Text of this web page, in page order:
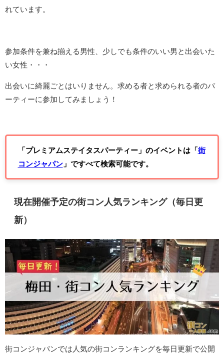
れています。
参加条件を兼ね揃える男性、少しでも条件のいい男と出会いた
い女性・・・
出会いに綺麗ごとはいりません。求める者と求められる者のパ
ーティーに参加してみましょう！
「プレミアムステイタスパーティー」のイベントは「 街
コンジャパン」ですべて検索可能です。
現在開催予定の街コン人気ランキング（毎日更
新）
街コンジャパンでは人気の街コンランキングを毎日更新で公開